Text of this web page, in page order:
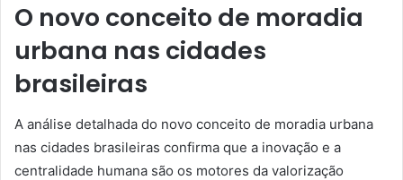
O novo conceito de moradia
urbana nas cidades
brasileiras
A análise detalhada do novo conceito de moradia urbana
nas cidades brasileiras confirma que a inovação e a
centralidade humana são os motores da valorização